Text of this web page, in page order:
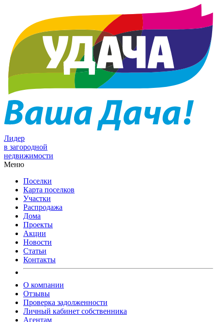
Лидер
в загородной
недвижимости
Меню
Поселки
Карта поселков
Участки
Распродажа
Дома
Проекты
Акции
Новости
Статьи
Контакты
О компании
Отзывы
Проверка задолженности
Личный кабинет собственника
Агентам